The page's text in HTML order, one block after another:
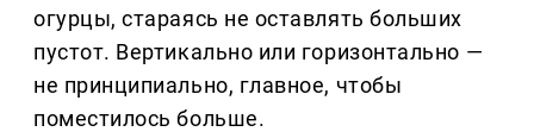
огурцы, стараясь не оставлять больших
пустот. Вертикально или горизонтально —
не принципиально, главное, чтобы
поместилось больше.